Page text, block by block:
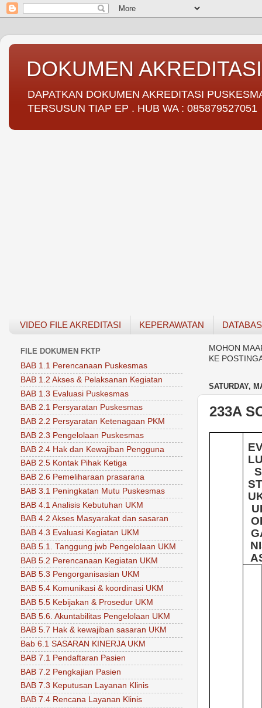
DOKUMEN
DAPATKAN DOKUMEN AKREDITASI
TERSUSUN TIAP EP . HUB WA : 085879527051
VIDEO FILE AKREDITASI KEPERAWATAN
MOHON
KE
SATURDAY,
233A
FILE DOKUMEN FKTP
BAB 1.1 Perencanaan Puskesmas
BAB 1.2 Akses & Pelaksanan Kegiatan
BAB 1.3 Evaluasi Puskesmas
BAB 2.1 Persyaratan Puskesmas
BAB 2.2 Persyaratan Ketenagaan PKM
BAB 2.3 Pengelolaan Puskesmas
BAB 2.4 Hak dan Kewajiban Pengguna
BAB 2.5 Kontak Pihak Ketiga
BAB 2.6 Pemeliharaan prasarana
BAB 3.1 Peningkatan Mutu Puskesmas
BAB 4.1 Analisis Kebutuhan UKM
BAB 4.2 Akses Masyarakat dan sasaran
BAB 4.3 Evaluasi Kegiatan UKM
BAB 5.1. Tanggung jwb Pengelolaan UKM
BAB 5.2 Perencanaan Kegiatan UKM
BAB 5.3 Pengorganisasian UKM
BAB 5.4 Komunikasi & koordinasi UKM
BAB 5.5 Kebijakan & Prosedur UKM
BAB 5.6. Akuntabilitas Pengelolaan UKM
BAB 5.7 Hak & kewajiban sasaran UKM
Bab 6.1 SASARAN KINERJA UKM
BAB 7.1 Pendaftaran Pasien
BAB 7.2 Pengkajian Pasien
BAB 7.3 Keputusan Layanan Klinis
BAB 7.4 Rencana Layanan Klinis